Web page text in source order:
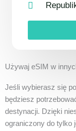
Używaj eSIM w
Jeśli wybierasz się
będziesz
destynacji. Dzięki
ograniczony do tylko